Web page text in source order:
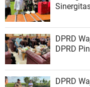
DPRD
DPRD
DPRD